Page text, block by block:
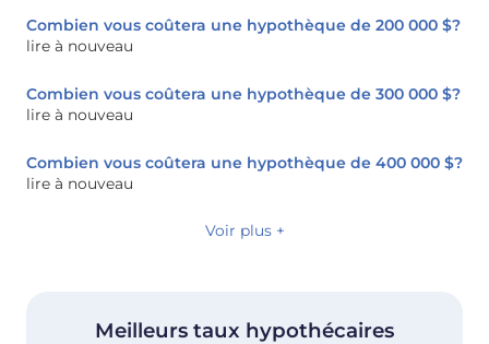
Combien vous coûtera une hypothèque de 200 000 $?
lire à nouveau
Combien vous coûtera une hypothèque de 300 000 $?
lire à nouveau
Combien vous coûtera une hypothèque de 400 000 $?
lire à nouveau
Voir plus +
Meilleurs taux hypothécaires